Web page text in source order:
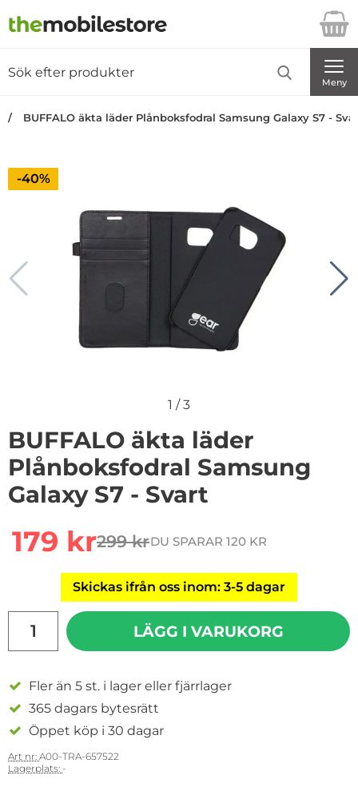
Startsidan för Danira Telecom AB
Meny
BUFFALO äkta läder Plånboksfodral Samsung Galaxy S7 -
Priset är nedsatt med
-40%
1 /3
BUFFALO äkta läder
Plånboksfodral Samsung
Galaxy S7 - Svart
rea pris
179 krtidigare pris
299 krDU SPARAR 120 KR
Skickas ifrån oss inom: 3-5 dagar
LÄGG I VARUKORG
Fler än 5 st. i lager eller fjärrlager
365 dagars bytesrätt
Öppet köp i 30 dagar
Art nr: A00-TRA-657522
Lagerplats: -